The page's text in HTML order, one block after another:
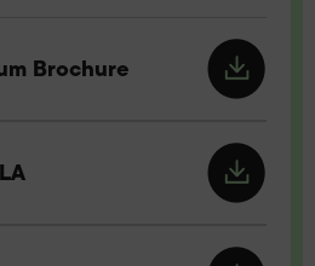
Brochure